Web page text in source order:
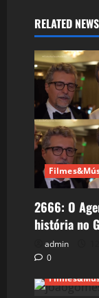
RELATED NEWS
2666: O
história no
admin
0